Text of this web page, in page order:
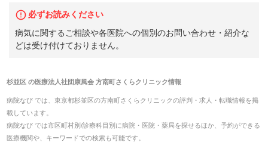
必ずお読みください
病気に関するご相談や各医院への個別のお問い合わせ・紹介な
どは受け付けておりません。
杉並区の医療法人社団康風会 方南町さくらクリニック情報
病院なび では、 東京都杉並区の方南町さくらクリニックの評判・求人・転職情報を掲
載しています。
病院なび では市区町村別/診療科目別に病院・医院・薬局を探せるほか、予約ができる
医療機関や、キーワードでの検索も可能です。